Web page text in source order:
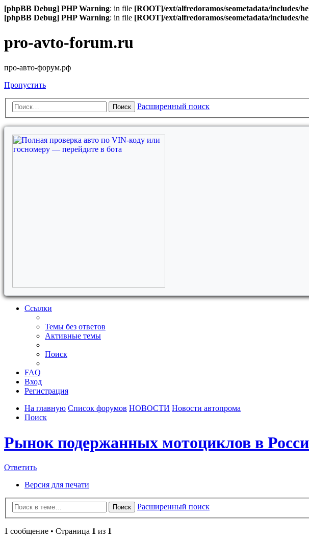
[phpBB Debug] PHP Warning: in file [ROOT]/ext/alfredoramos/seometadata/includes/
[phpBB Debug] PHP Warning: in file [ROOT]/ext/alfredoramos/seometadata/includes/
pro-avto-forum.ru
про-авто-форум.рф
Пропустить
Поиск Расширенный поиск
Ссылки
Темы без ответов
Активные темы
Поиск
FAQ
Вход
Регистрация
На главную Список форумов НОВОСТИ Новости автопрома
Поиск
Рынок подержанных мотоциклов в
Ответить
Версия для печати
Поиск Расширенный поиск
1 сообщение • Страница 1 из 1